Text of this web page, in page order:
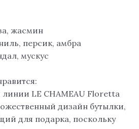
жасмин
персик, амбра
мускус
LE CHAMEAU Floretta
дизайн бутылки,
для подарка, поскольку